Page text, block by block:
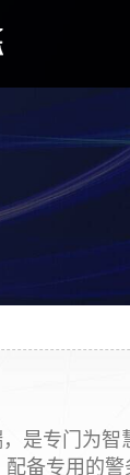
是专门为
备专用的